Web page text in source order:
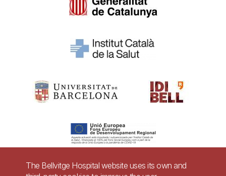
The Bellvitge Hospital website uses its own and